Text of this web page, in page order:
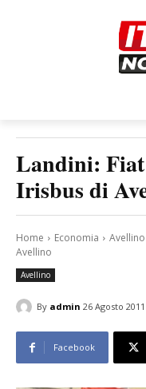
Landini:
Irisbus di
Home Economia Avellino
Avellino
Avellino
By admin 26 Agosto 2011
Facebook